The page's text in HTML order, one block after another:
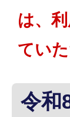
は、
ていた
令和